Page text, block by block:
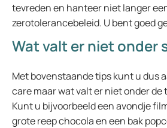
tevreden en hanteer niet langer
zerotolerancebeleid. U bent goed
Wat valt er niet onder
Met bovenstaande tips kunt u dus
care maar wat valt er niet onder de
Kunt u bijvoorbeeld een avondje
grote reep chocola en een bak